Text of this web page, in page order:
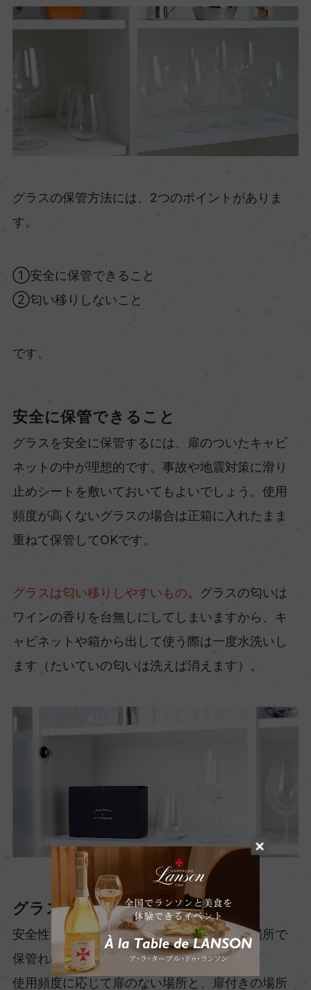
グラスの保管方法には、2つのポイントがありま
す。
①安全に保管できること
②匂い移りしないこと
です。
安全に保管できること
グラスを安全に保管するには、扉のついたキャビ
ネットの中が理想的です。事故や地震対策に滑り
止めシートを敷いておいてもよいでしょう。使用
頻度が高くないグラスの場合は正箱に入れたまま
重ねて保管してOKです。
グラスは匂い移りしやすいもの。グラスの匂いは
ワインの香りを台無しにしてしまいますから、キ
ャビネットや箱から出して使う際は一度水洗いし
ます（たいていの匂いは洗えば消えます）。
グラスに匂いがつきにくい場所
安全性とは相反することですが、扉のない場所で
保管れば匂い移りがありません。
使用頻度に応じて扉のない場所と、扉付きの場所